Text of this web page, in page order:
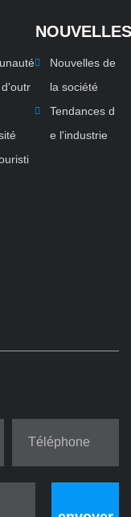
NOUVELLES
Nouvelles de
la société
Tendances d
e l'industrie